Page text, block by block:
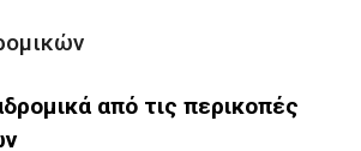
από τις περικοπές